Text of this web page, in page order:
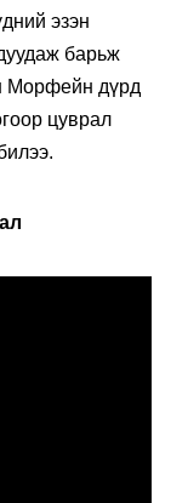
эзэн
барьж
Морфейн дүрд
цуврал